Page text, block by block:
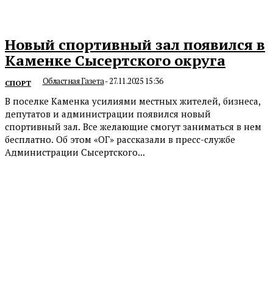
Новый спортивный зал появился в
Каменке Сысертского округа
СПОРТ Областная Газета-27.11.2025 15:36
В поселке Каменка усилиями местных жителей, бизнеса,
депутатов и администрации появился новый
спортивный зал. Все желающие смогут заниматься в нем
бесплатно. Об этом «ОГ» рассказали в пресс-службе
Администрации Сысертского...